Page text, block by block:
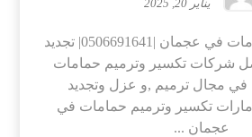
يناير 20, 2025
تكسير وترميم حمامات في عجمان |0506691641| تجديد
شركات تكسير وترميم حمامات
في مجال ترميم ,و عزل وتجديد
تكسير وترميم حمامات في
عجمان ...